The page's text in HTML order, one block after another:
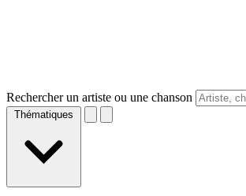
Rechercher un artiste ou une chanson
Thématiques